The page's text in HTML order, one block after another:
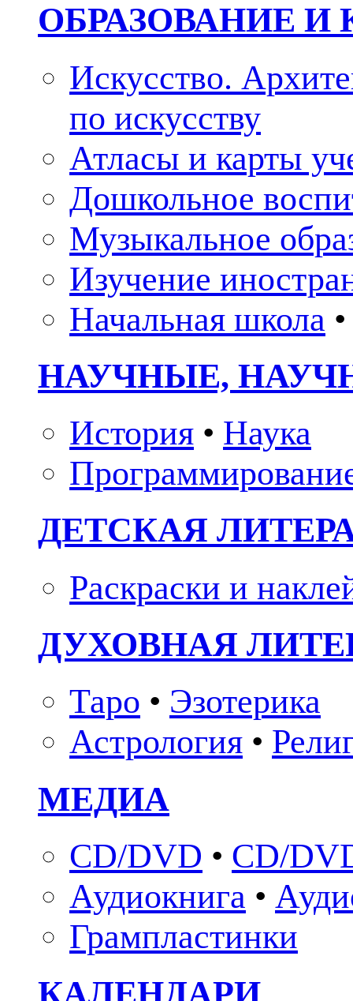
ОБРАЗОВАНИЕ И
Искусство.
по искусству
Атласы и карты
Дошкольное
Музыкальное
Изучение
Начальная школа •
НАУЧНЫЕ,
История • Наука
ДЕТСКАЯ
Раскраски и
ДУХОВНАЯ
Таро • Эзотерика
Астрология •
МЕДИА
CD/DVD • CD/
Аудиокнига •
Грампластинки